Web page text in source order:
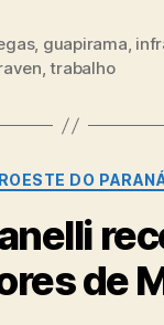
, guapirama,
,trabalho
Categorias
DO
de